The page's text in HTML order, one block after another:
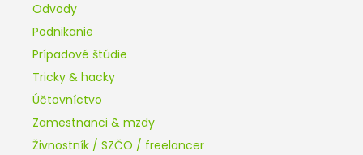
Odvody
Podnikanie
Prípadové štúdie
Tricky & hacky
Účtovníctvo
Zamestnanci & mzdy
Živnostník / SZČO / freelancer